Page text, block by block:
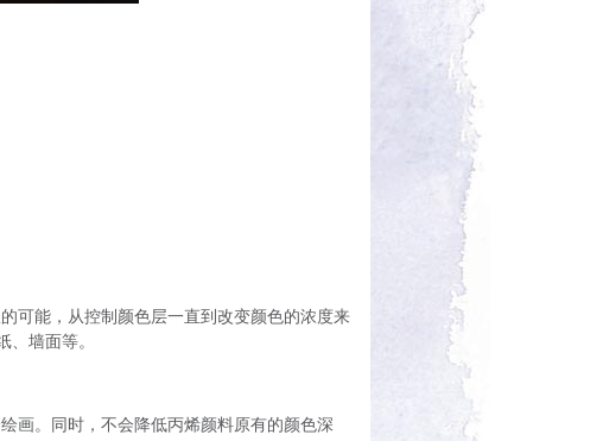
可能，从控制颜色层一直到改变颜色的浓度来
、墙面等。
画。同时，不会降低丙烯颜料原有的颜色深